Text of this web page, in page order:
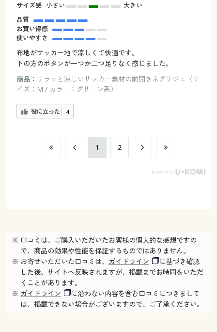
サイズ感 小さい
大きい
品質
お買い得感
使いやすさ
布地がサッカー地で涼しくて快適です。
下の方のボタンが一つか二つ足りなく感じました。
商品： サラッと涼しいサッカー素材の前開きネグリジェ（サ
イズ：M / カラー：グリーン系）
役に立った 4
​1 ​2
※ 口コミは、ご購入いただいたお客様の個人的な感想ですの
で、商品の効果や性能を保証するものではありません。
※ お寄せいただいた口コミは、 ガイドライン
に基づき確認
した後、サイトへ反映されますが、掲載までお時間をいただ
くことがあります。
※ ガイドライン
に沿わない内容を含む口コミにつきまして
は、掲載できない場合がございますので、ご了承ください。